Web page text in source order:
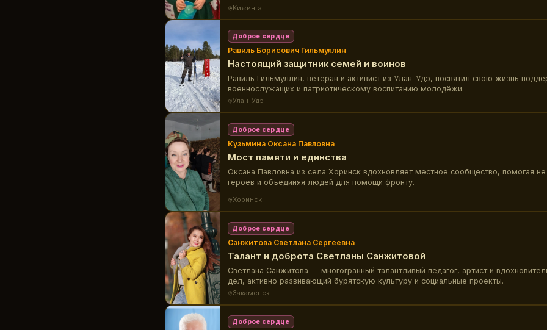
Кижинга
Доброе сердце
Равиль Борисович Гильмуллин
Настоящий защитник семей и воинов
Равиль Гильмуллин, ветеран и активист из Улан-Удэ, посвятил свою жизнь
военнослужащих и патриотическому воспитанию молодёжи.
Улан-Удэ
Доброе сердце
Кузьмина Оксана Павловна
Мост памяти и единства
Оксана Павловна из села Хоринск вдохновляет местное сообщество, помогая не
героев и объединяя людей для помощи фронту.
Хоринск
Доброе сердце
Санжитова Светлана Сергеевна
Талант и доброта Светланы Санжитовой
Светлана Санжитова — многогранный талантливый педагог, артист и
дел, активно развивающий бурятскую культуру и социальные проекты.
Закаменск
Доброе сердце